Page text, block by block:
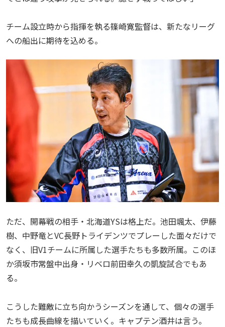
チーム設立時から指揮を執る篠崎寛監督は、新たなリーグ
への船出に期待を込める。
ただ、開幕戦の相手・北海道YSは格上だ。池田颯太、伊藤
樹、中野竜とVC長野トライデンツでプレーした面々だけで
なく、旧V1チームに所属した選手たちも多数所属。このほ
か須坂市常盤中出身・リベロ前田幸久の凱旋試合でもあ
る。
こうした難敵に立ち向かうシーズンを通して、個々の選手
たちも成長曲線を描いていく。キャプテン酒井は言う。